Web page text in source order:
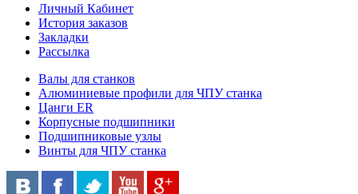
Личный Кабинет
История заказов
Закладки
Рассылка
Валы для станков
Алюминиевые профили для ЧПУ станка
Цанги ER
Корпусные подшипники
Подшипниковые узлы
Винты для ЧПУ станка